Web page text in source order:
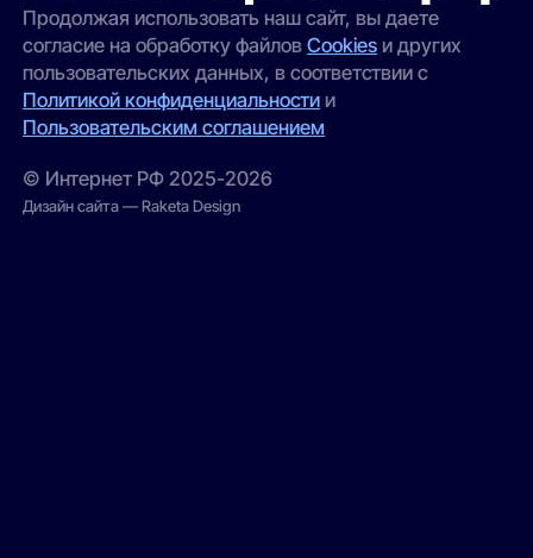
Продолжая использовать наш сайт, вы даете
согласие на обработку файловCookies и других
пользовательских данных, в соответствии с
Политикой конфиденциальности и
Пользовательским соглашением
© Интернет РФ 2025-2026
Дизайн сайта — Raketa Design